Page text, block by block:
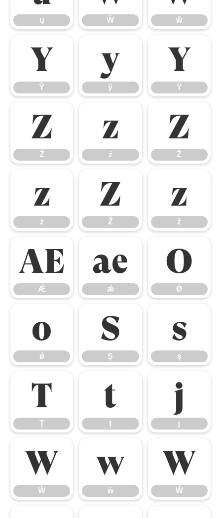
ų Ŵ ŵ
Ŷ
Ŷ
ŷ
ŷ
Ÿ
Ÿ
Ź
Ź
ź
ź
Ż
Ż
ż
ż
Ž
Ž
ž
ž
Ǽ
Ǽ
ǽ
ǽ
Ǿ
Ǿ
ǿ
ǿ
Ș
Ș
ș
ș
Ț
Ț
ț
ț
ȷ
ȷ
Ẁ
Ẁ
ẁ
ẁ
Ẃ
Ẃ